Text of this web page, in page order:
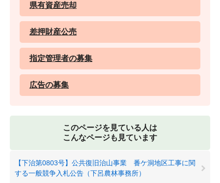
県有資産売却
差押財産公売
指定管理者の募集
広告の募集
このページを見ている人は
こんなページも見ています
【下治第0803号】公共復旧治山事業 番ケ洞地区工事に関
する一般競争入札公告（下呂農林事務所）